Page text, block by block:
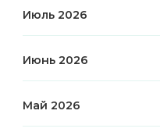
Июль 2026
Июнь 2026
Май 2026